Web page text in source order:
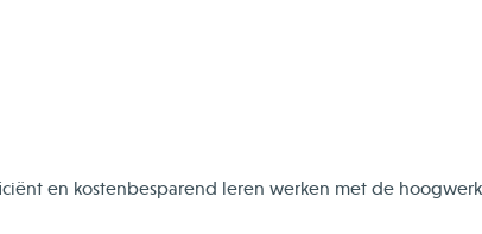
en kostenbesparend leren werken met de